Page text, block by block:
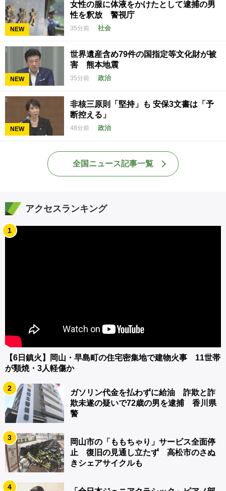
NEW
女性の服に体液をかけたとして逮捕の男
性を釈放 警視庁
35分前 社会
NEW
世界遺産含め79件の国指定等文化財が被
害 熊本地震
35分前 政治
NEW
非核三原則「堅持」も 安保3文書は「予
断控える」
48分前 政治
全国ニュース記事一覧
アクセスランキング
1
【6日鎮火】岡山・早島町の住宅密集地で建物火事 11世帯
が類焼・3人軽傷か
2
ガソリン代金を払わずに給油 詐欺と詐
欺未遂の疑いで72歳の男を逮捕 香川県
警
3
岡山市の「ももちゃり」サービス全面停
止 復旧の見通し立たず 高松市のさぬ
きシェアサイクルも
4